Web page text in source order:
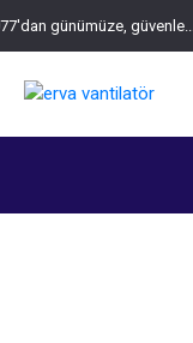
günümüze,